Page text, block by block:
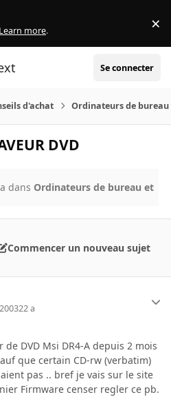
Learn more. ×
Se connecter
d'achat Ordinateurs de bureau
DVD
dans Ordinateurs de bureau et
Commencer un nouveau sujet
22 a
DVD Msi DR4-A depuis 2 mois
que certain CD-rw (verbatim)
pas .. bref je vais sur le site
Firmware censer regler ce pb.